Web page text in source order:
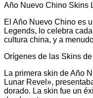
Año Nuevo Chino Skins
El Año Nuevo Chino es
Legends, lo celebra
cultura china, y a
Orígenes de las Skins
La primera skin de Año
Lunar Revel»,
dorado. La skin fue un